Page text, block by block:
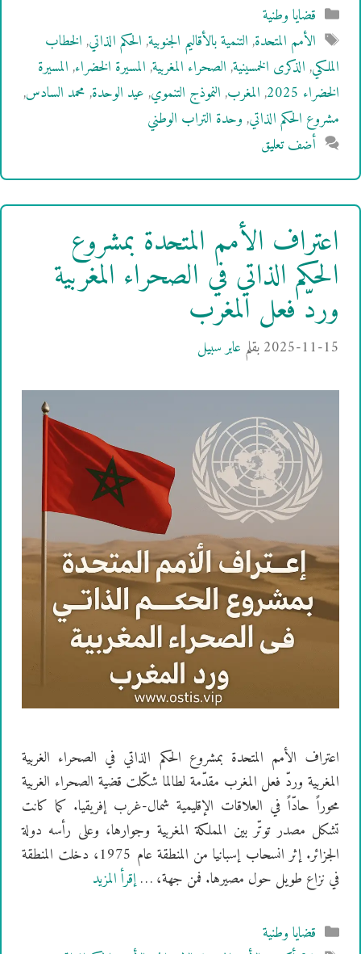
التصنيفات
قضايا وطنية
الوسوم
الأمم المتحدة,التنمية بالأقاليم الجنوبية,الحكم الذاتي,الخطاب
الملكي,الذكرى الخمسينية,الصحراء المغربية,المسيرة الخضراء,المسيرة
الخضراء 2025
,المغرب,النموذج التنموي,عيد الوحدة,محمد السادس,
مشروع الحكم الذاتي,وحدة التراب الوطني
أضف تعليق
اعتراف الأمم المتحدة بمشروع
الحكم الذاتي في الصحراء المغربية
وردّ فعل المغرب
2025-11-15بقلم عابر سبيل
اعتراف الأمم المتحدة بمشروع الحكم الذاتي في الصحراء الغربية
المغربية وردّ فعل المغرب مقدّمة لطالما شكّلت قضية الصحراء الغربية
محوراً حادّاً في العلاقات الإقليمية شمال-غرب إفريقيا. كما كانت
تشكل مصدر توتّر بين المملكة المغربية وجوارها، وعلى رأسه دولة
الجزائر. إثر انسحاب إسبانيا من المنطقة عام 1975، دخلت المنطقة
في نزاع طويل حول مصيرها. فمن جهة، …إقرأ المزيد
التصنيفات
قضايا وطنية